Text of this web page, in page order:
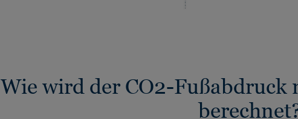
Wie wird der CO2-Fußabdruck